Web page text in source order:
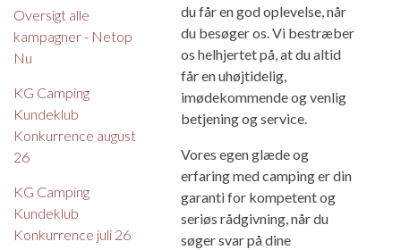
Oversigt alle
kampagner - Netop
Nu
KG Camping
Kundeklub
Konkurrence august
26
KG Camping
Kundeklub
Konkurrence juli 26
du får en god oplevelse, når
du besøger os. Vi bestræber
os helhjertet på, at du altid
får en uhøjtidelig,
imødekommende og venlig
betjening og service.
Vores egen glæde og
erfaring med camping er din
garanti for kompetent og
seriøs rådgivning, når du
søger svar på dine